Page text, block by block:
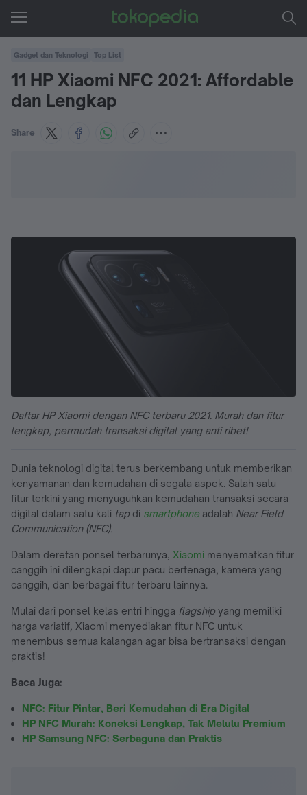
Gadget dan Teknologi Top List
11 HP Xiaomi NFC 2021: Affordable
dan Lengkap
Share
Daftar HP Xiaomi dengan NFC terbaru 2021. Murah dan fitur
lengkap, permudah transaksi digital yang anti ribet!
Dunia teknologi digital terus berkembang untuk memberikan
kenyamanan dan kemudahan di segala aspek. Salah satu
fitur terkini yang menyuguhkan kemudahan transaksi secara
digital dalam satu kali tap di smartphone adalah Near Field
Communication (NFC).
Dalam deretan ponsel terbarunya, Xiaomi menyematkan fitur
canggih ini dilengkapi dapur pacu bertenaga, kamera yang
canggih, dan berbagai fitur terbaru lainnya.
Mulai dari ponsel kelas entri hingga flagship yang memiliki
harga variatif Xiaomi menyediakan fitur NFC untuk
menembus semua kalangan agar bisa bertransaksi dengan
praktis!
Baca Juga:
NFC: Fitur Pintar, Beri Kemudahan di Era Digital
HP NFC Murah: Koneksi Lengkap, Tak Melulu Premium
HP Samsung NFC: Serbaguna dan Praktis